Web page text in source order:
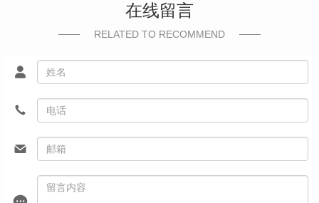
在线留言
RELATED TO RECOMMEND